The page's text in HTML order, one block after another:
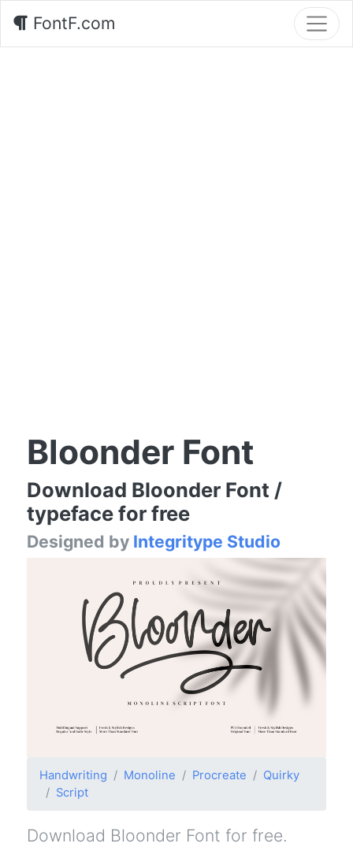
FontF.com
Bloonder Font
Download Bloonder Font /
typeface for free
Designed by Integritype Studio
Handwriting Monoline Procreate
Quirky
Script
Download Bloonder Font for free.